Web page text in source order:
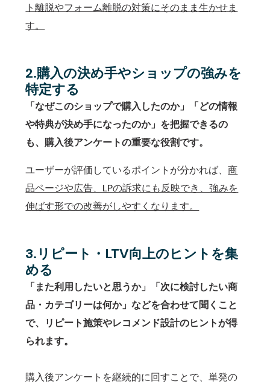
ト離脱やフォーム離脱の対策にそのまま生かせま
す。
2.購入の決め手やショップの強みを
特定する
「なぜこのショップで購入したのか」「どの情報
や特典が決め手になったのか」を把握できるの
も、購入後アンケートの重要な役割です。
ユーザーが評価しているポイントが分かれば、商
品ページや広告、LPの訴求にも反映でき、強みを
伸ばす形での改善がしやすくなります。
3.リピート・LTV向上のヒントを集
める
「また利用したいと思うか」「次に検討したい商
品・カテゴリーは何か」などを合わせて聞くこと
で、リピート施策やレコメンド設計のヒントが得
られます。
購入後アンケートを継続的に回すことで、単発の